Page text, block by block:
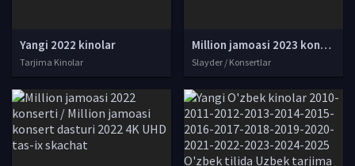
Yangi 2022 kinolar
Tarjima Kinolar
Million jamoasi 2023 konserti / Million jamoasi konsert dasturi 2023 4K UHD tas-ix skachat
Slayder / Konsertlar